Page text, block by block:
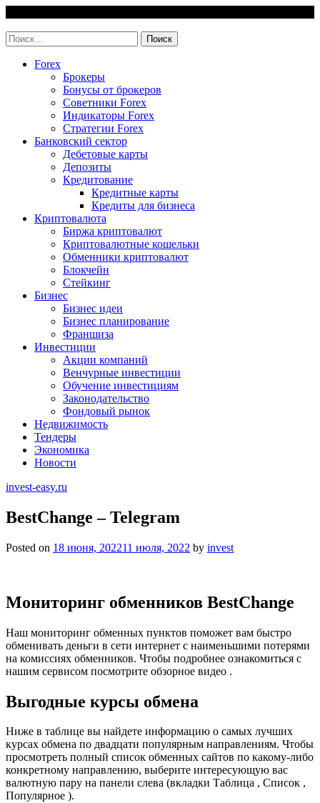
content
Найти:
Forex
Брокеры
Бонусы от брокеров
Советники Forex
Индикаторы Forex
Стратегии Forex
Банковский сектор
Дебетовые карты
Депозиты
Кредитование
Кредитные карты
Кредиты для бизнеса
Криптовалюта
Биржа криптовалют
Криптовалютные кошельки
Обменники криптовалют
Блокчейн
Стейкинг
Бизнес
Бизнес идеи
Бизнес планирование
Франшиза
Инвестиции
Акции компаний
Венчурные инвестиции
Обучение инвестициям
Законодательство
Фондовый рынок
Недвижимость
Тендеры
Экономика
Новости
invest-easy.ru
BestChange – Telegram
Posted on 18 июня, 202211 июля, 2022 by invest
Мониторинг обменников BestChange
Наш мониторинг обменных пунктов поможет вам быстро
обменивать деньги в сети интернет с наименьшими потерями
на комиссиях обменников. Чтобы подробнее ознакомиться с
нашим сервисом посмотрите обзорное видео .
Выгодные курсы обмена
Ниже в таблице вы найдете информацию о самых лучших
курсах обмена по двадцати популярным направлениям. Чтобы
просмотреть полный список обменных сайтов по какому-либо
конкретному направлению, выберите интересующую вас
валютную пару на панели слева (вкладки Таблица , Список ,
Популярное ).